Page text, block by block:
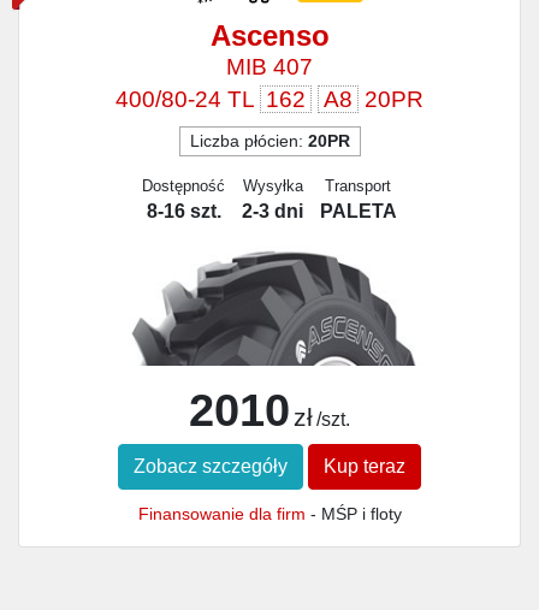
Ascenso
MIB 407
400/80-24 TL 162 A8 20PR
Liczba płócien: 20PR
Dostępność
8-16 szt.
Wysyłka
2-3 dni
Transport
PALETA
2010 zł/szt.
Zobacz szczegóły Kup teraz
Finansowanie dla firm - MŚP i floty